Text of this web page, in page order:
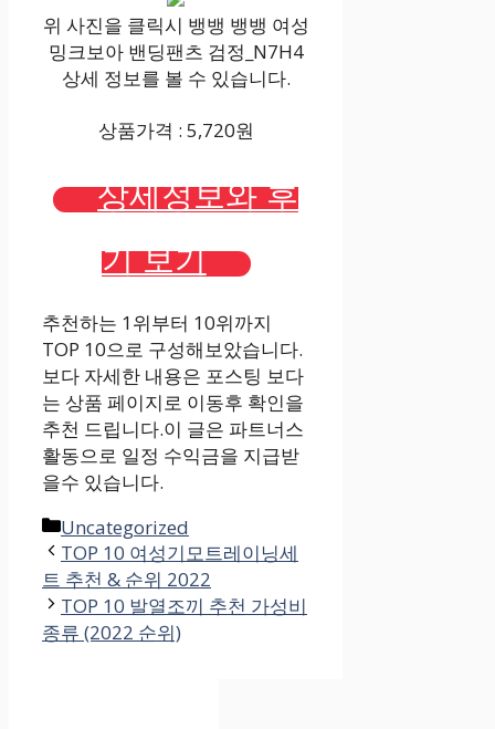
위 사진을 클릭시 뱅뱅 뱅뱅 여성
밍크보아 밴딩팬츠 검정_N7H4
상세 정보를 볼 수 있습니다.
상품가격 : 5,720원
상세정보와 후
기 보기
추천하는 1위부터 10위까지
TOP 10으로 구성해보았습니다.
보다 자세한 내용은 포스팅 보다
는 상품 페이지로 이동후 확인을
추천 드립니다.이 글은 파트너스
활동으로 일정 수익금을 지급받
을수 있습니다.
카
테
고
리
Uncategorized
TOP 10 여성기모트레이닝세
트 추천 & 순위 2022
TOP 10 발열조끼 추천 가성비
종류 (2022 순위)